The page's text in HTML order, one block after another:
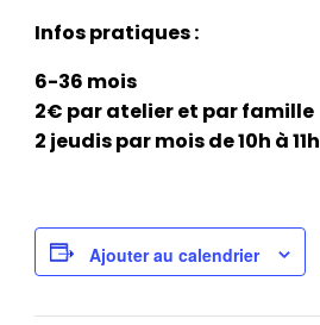
Infos pratiques :
6-36 mois
2€ par atelier et par famille
2 jeudis par mois de 10h à 11h
Ajouter au calendrier